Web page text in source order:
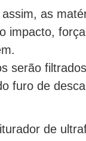
as
impacto,
serão
furo de
de